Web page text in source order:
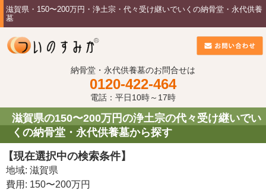
滋賀県・150〜200万円・浄土宗・代々受け継いでいくの納骨堂・永代供養
墓
納骨堂・永代供養墓のお問合せは
0120-422-464
電話：平日10時～17時
滋賀県の150〜200万円の浄土宗の代々受け継いでい
くの納骨堂・永代供養墓から探す
【現在選択中の検索条件】
地域: 滋賀県
費用: 150〜200万円